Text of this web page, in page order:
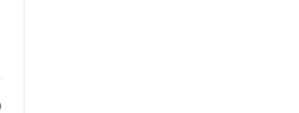
Website